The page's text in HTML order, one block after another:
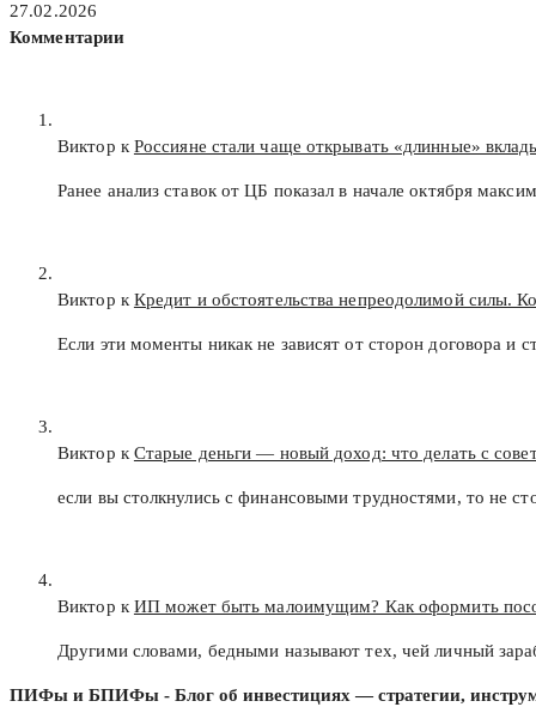
27.02.2026
Комментарии
Виктор кРоссияне стали чаще открывать «длинные»
Ранее анализ ставок от ЦБ показал в начале октября
Виктор кКредит и обстоятельства непреодолимой силы.
Если эти моменты никак не зависят от сторон договора и
Виктор кСтарые деньги — новый доход: что делать с
если вы столкнулись с финансовыми трудностями, то не
Виктор кИП может быть малоимущим? Как оформить
Другими словами, бедными называют тех, чей личный
ПИФы и БПИФы - Блог об инвестициях — стратегии,